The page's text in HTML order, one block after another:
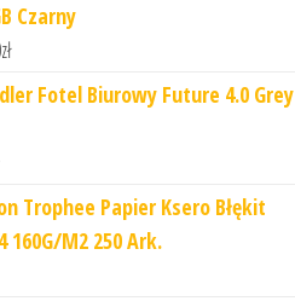
Czarny
zł
Fotel Biurowy Future 4.0 Grey
Trophee Papier Ksero Błękit
160G/M2 250 Ark.